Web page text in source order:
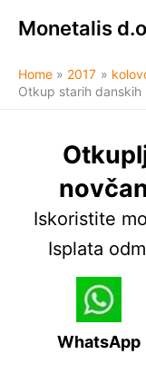
Monetalis
Home 2017
Otkup starih
Iskoristite
Isplata
WhatsApp